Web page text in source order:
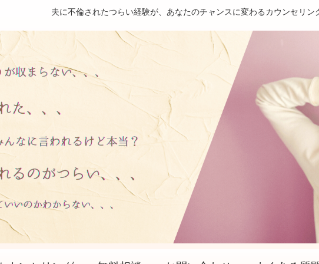
夫に不倫されたつらい経験が、あなたのチャンスに変わるカウンセリン